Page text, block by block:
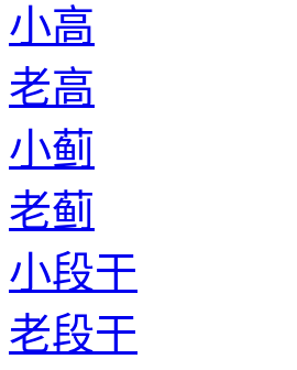
小高
老高
小蓟
老蓟
小段干
老段干